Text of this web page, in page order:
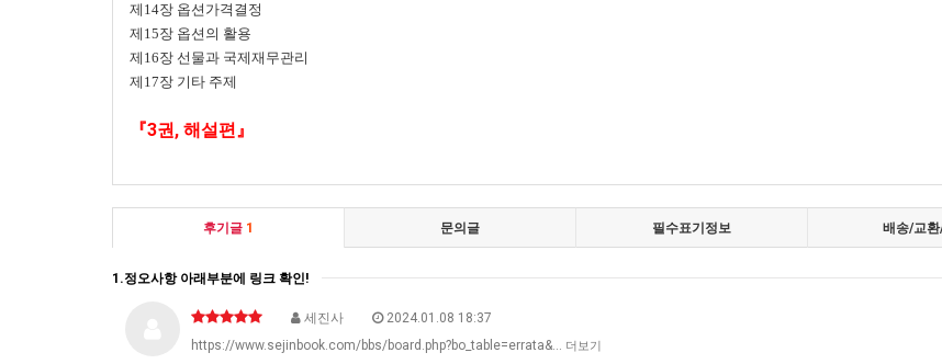
제14장 옵션가격결정
제15장 옵션의 활용
제16장 선물과 국제재무관리
제17장 기타 주제
『3권, 해설편』
후기글 1 문의글 필수표기정보 배송/교
1.정오사항 아래부분에 링크 확인!
세진사
2024.01.08 18:37
https://www.sejinbook.com/bbs/board.php?bo_table=errata&…
더보기